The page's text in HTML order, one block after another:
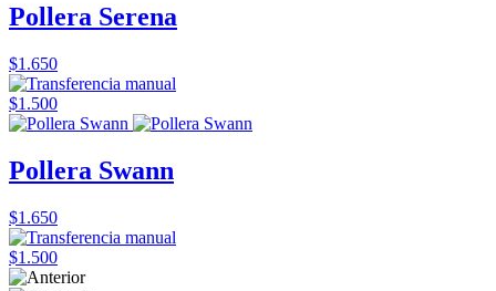
Pollera Serena
$1.650
$1.500
Pollera Swann
$1.650
$1.500